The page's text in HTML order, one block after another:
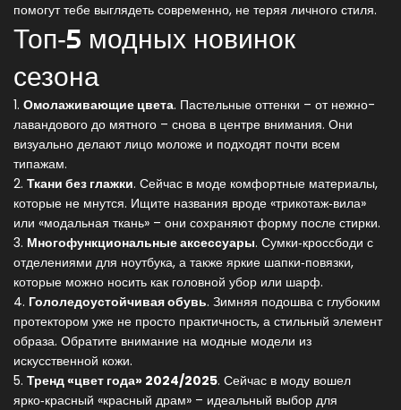
помогут тебе выглядеть современно, не теряя личного стиля.
Топ‑5 модных новинок
сезона
1. Омолаживающие цвета. Пастельные оттенки – от нежно-
лавандового до мятного – снова в центре внимания. Они
визуально делают лицо моложе и подходят почти всем
типажам.
2. Ткани без глажки. Сейчас в моде комфортные материалы,
которые не мнутся. Ищите названия вроде «трикотаж‑вила»
или «модальная ткань» – они сохраняют форму после стирки.
3. Многофункциональные аксессуары. Сумки‑кроссбоди с
отделениями для ноутбука, а также яркие шапки‑повязки,
которые можно носить как головной убор или шарф.
4. Гололедоустойчивая обувь. Зимняя подошва с глубоким
протектором уже не просто практичность, а стильный элемент
образа. Обратите внимание на модные модели из
искусственной кожи.
5. Тренд «цвет года» 2024/2025. Сейчас в моду вошел
ярко‑красный «красный драм» – идеальный выбор для